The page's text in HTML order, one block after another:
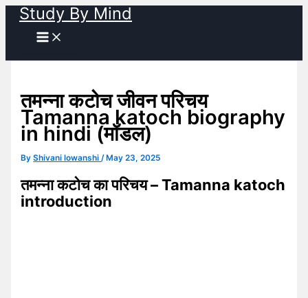
Skip
content
Study By Mind
तमन्ना कटोच जीवन परिचय
Tamanna katoch biography
in hindi (मॉडल)
ByShivani lowanshi/ May 23, 2025
तमन्ना कटोच का परिचय – Tamanna katoch
introduction